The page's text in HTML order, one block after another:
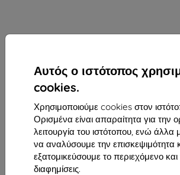
Αυτός ο ιστότοπος
cookies.
Χρησιμοποιούμε cookies στον
Ορισμένα είναι απαραίτητα για την
λειτουργία του ιστότοπου, ενώ άλλα
να αναλύσουμε την επισκεψιμότητα
εξατομικεύσουμε το περιεχόμενο και
διαφημίσεις.
Οδός Rudolfa Mocka 3750/2A
841 04 Bratislava
Αριθμός Μητρώου Εταιρείας:46701494
ΑΦΜ ΦΠΑ:SK2023549671